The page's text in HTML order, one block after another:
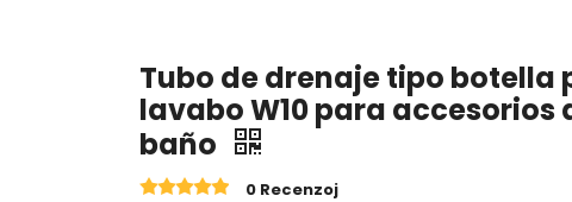
Tubo de drenaje tipo botella
lavabo W10 para accesorios
baño
0 Recenzoj